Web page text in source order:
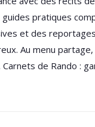
pratiques
et des
Au menu
de Rando :